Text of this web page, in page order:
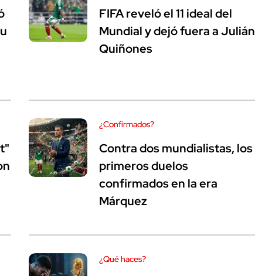
FIFA reveló el 11 ideal del
Mundial y dejó fuera a Julián
Quiñones
¿Confirmados?
Contra dos mundialistas, los
primeros duelos
confirmados en la era
Márquez
¿Qué haces?